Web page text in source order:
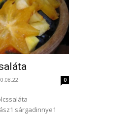
0
sárgadinnye1